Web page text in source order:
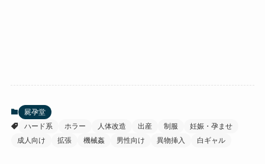
屍孕堂
ハード系
ホラー 人体改造 出産 制服
妊娠・孕ませ
成人向け
拡張 機械姦 男性向け 異物挿入 白ギャル